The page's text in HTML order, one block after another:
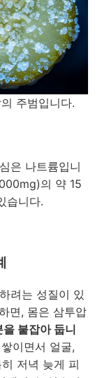
주범입니다.
은 나트륨입니
의 약 15
습니다.
려는 성질이 있
면, 몸은 삼투압
붙잡아 둡니
이면서 얼굴,
저녁 늦게 피